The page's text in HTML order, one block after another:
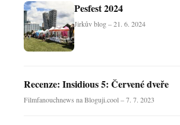
Pesfest 2024
Jirkův blog – 21. 6. 2024
Recenze: Insidious 5: Červené dveře
Filmfanouchnews na Bloguji.cool – 7. 7. 2023